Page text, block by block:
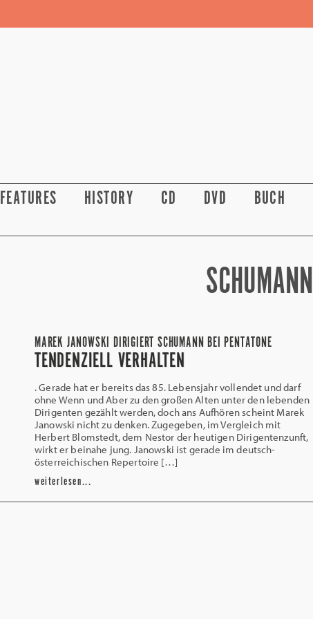
FEATURES HISTORY CD DVD BUCH
SCHUMANN
MAREK JANOWSKI DIRIGIERT SCHUMANN BEI PENTATONE
TENDENZIELL VERHALTEN
. Gerade hat er bereits das 85. Lebensjahr vollendet und darf
ohne Wenn und Aber zu den großen Alten unter den lebenden
Dirigenten gezählt werden, doch ans Aufhören scheint Marek
Janowski nicht zu denken. Zugegeben, im Vergleich mit
Herbert Blomstedt, dem Nestor der heutigen Dirigentenzunft,
wirkt er beinahe jung. Janowski ist gerade im deutsch-
österreichischen Repertoire […]
weiterlesen...